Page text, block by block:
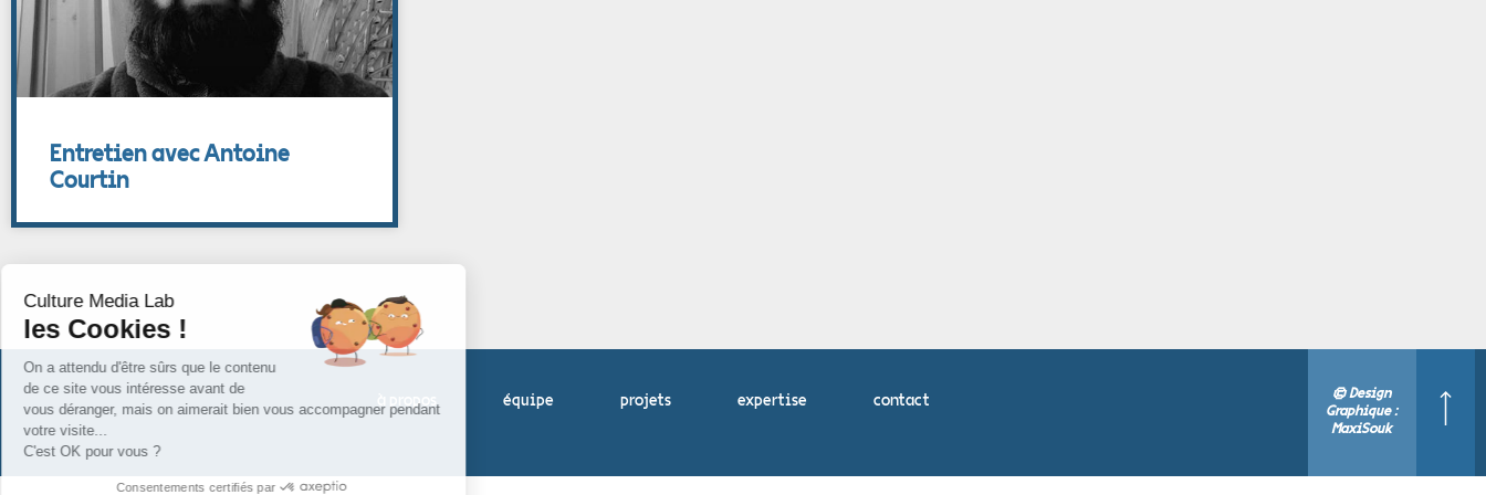
Entretien avec Antoine
Courtin
à propos équipe projets expertise contact
© Design
Graphique :
MaxiSouk
Culture Media Lab
les Cookies !
On a attendu d'être sûrs que le contenu
de ce site vous intéresse avant de
vous déranger, mais on aimerait bien vous accompagner pendant
votre visite...
C'est OK pour vous ?
Consentements certifiés par